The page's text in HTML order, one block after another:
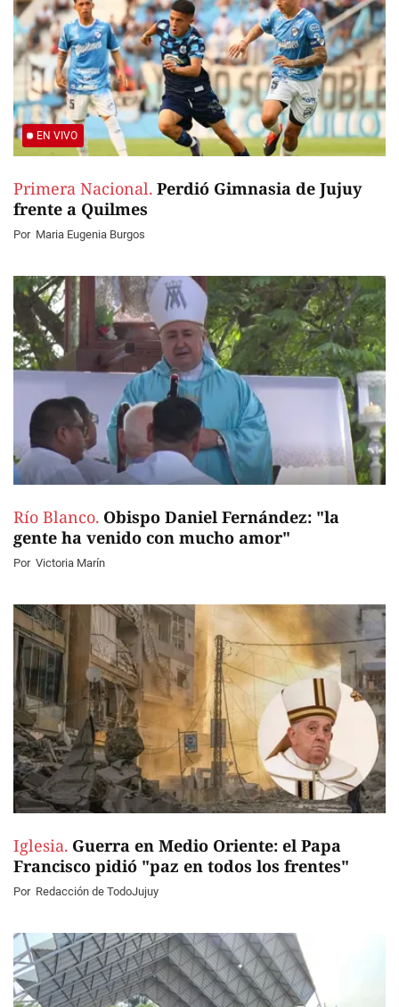
EN VIVO
Primera Nacional. Perdió Gimnasia de Jujuy
frente a Quilmes
Por Maria Eugenia Burgos
Río Blanco. Obispo Daniel Fernández: "la
gente ha venido con mucho amor"
Por Victoria Marín
Iglesia. Guerra en Medio Oriente: el Papa
Francisco pidió "paz en todos los frentes"
Por Redacción de TodoJujuy